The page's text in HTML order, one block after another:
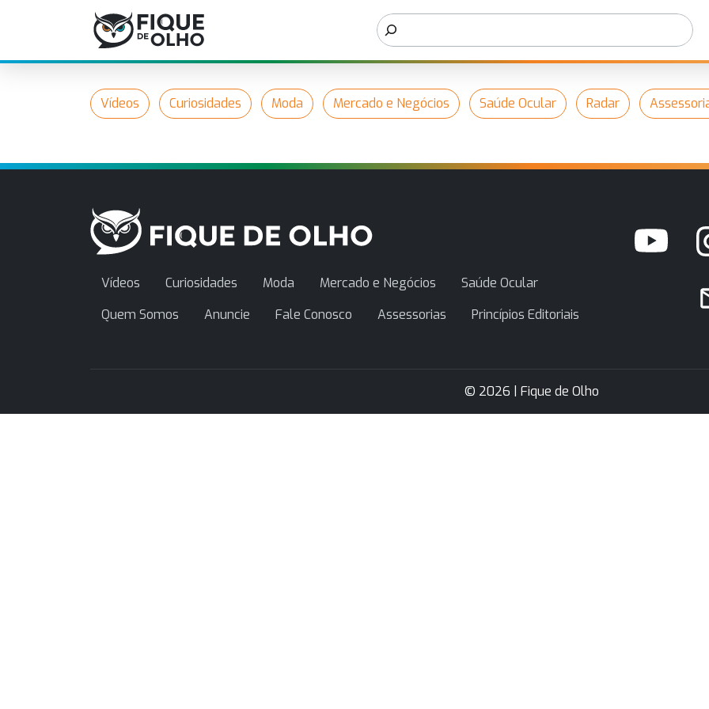
Vídeos Curiosidades Moda Mercado e Negócios Saúde Ocular Radar
Vídeos Curiosidades Moda Mercado e Negócios
Saúde Ocular
Quem Somos
Anuncie Fale Conosco Assessorias Princípios Editoriais
© 2026 | Fique de Olho